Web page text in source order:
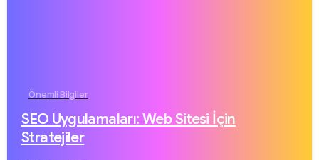
Önemli Bilgiler
SEO Uygulamaları: Web Sitesi İçin
Stratejiler